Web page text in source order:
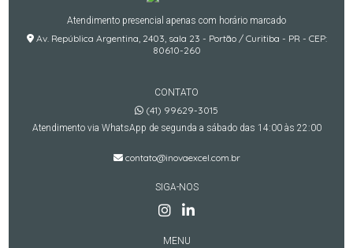
Atendimento presencial apenas com horário marcado
Av. República Argentina, 2403, sala 23 - Portão / Curitiba - PR - CEP:
80610-260
CONTATO
(41) 99629-3015
Atendimento via WhatsApp de segunda a sábado das 14:00 às 22:00
contato@inovaexcel.com.br
SIGA-NOS
MENU